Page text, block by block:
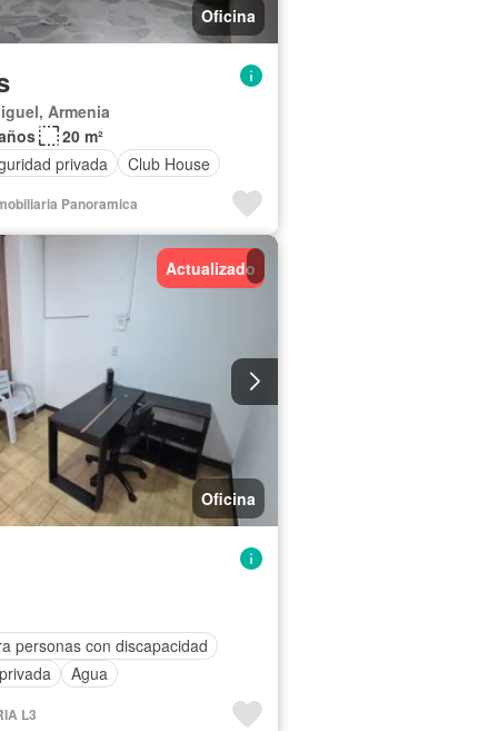
Oficina
Armenia
20 m²
privada
Club House
Panoramica
Actualizado
Oficina
personas con discapacidad
Agua
L3